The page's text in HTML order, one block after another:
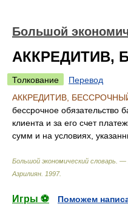
Большой
АККРЕДИТИВ,
Толкование
Перевод
АККРЕДИТИВ,
бессрочное обязательство
клиента и за его счет
сумм и на условиях,
Большой экономический словарь.
Азрилиян 1997.
Игры ⚽
Поможем